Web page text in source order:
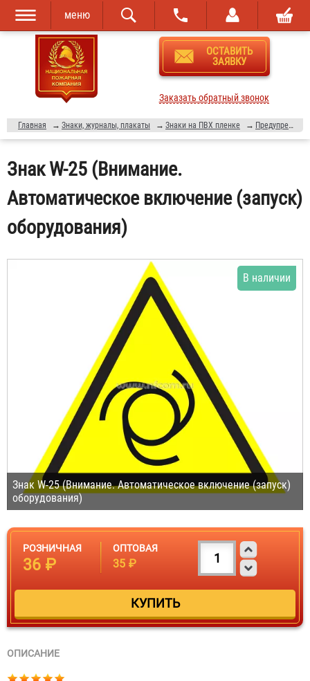
Перейти к
основному
содержанию
Skip to
navigation
меню
ОСТАВИТЬ
ЗАЯВКУ
Заказать обратный звонок
Главная → Знаки, журналы, плакаты → Знаки на ПВХ пленке → Предупреждающие знаки
Знак W-25 (Внимание.
Автоматическое включение (запуск)
оборудования)
Знак W-25 (Внимание. Автоматическое включение (запуск)
оборудования)
В наличии
РОЗНИЧНАЯ
36 ₽
ОПТОВАЯ
35 ₽
ОПИСАНИЕ